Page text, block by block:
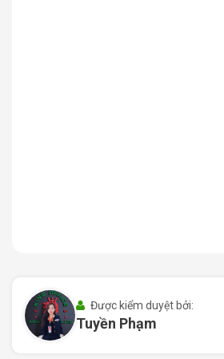
II. Quy mô và thiết kế văn
SSO Office
Không chỉ có vị trí đắc địa,
Được kiểm duyệt bởi:
Tuyền Phạm